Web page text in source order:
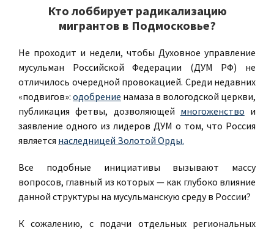
Кто лоббирует радикализацию
мигрантов в Подмосковье?
Не проходит и недели, чтобы Духовное управление
мусульман Российской Федерации (ДУМ РФ) не
отличилось очередной провокацией. Среди недавних
«подвигов»: одобрение намаза в вологодской церкви,
публикация фетвы, дозволяющей многоженство и
заявление одного из лидеров ДУМ о том, что Россия
является наследницей Золотой Орды.
Все подобные инициативы вызывают массу
вопросов, главный из которых — как глубоко влияние
данной структуры на мусульманскую среду в России?
К сожалению, с подачи отдельных региональных